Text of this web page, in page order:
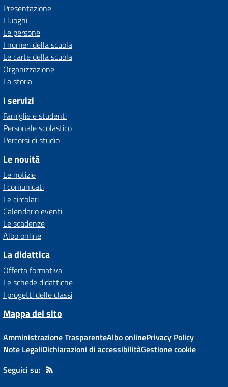
Presentazione
I luoghi
Le persone
I numeri della scuola
Le carte della scuola
Organizzazione
La storia
I servizi
Famiglie e studenti
Personale scolastico
Percorsi di studio
Le novità
Le notizie
I comunicati
Le circolari
Calendario eventi
Le scadenze
Albo online
La didattica
Offerta formativa
Le schede didattiche
I progetti delle classi
Mappa del sito
Amministrazione TrasparenteAlbo onlinePrivacy Policy
Note LegaliDichiarazioni di accessibilitàGestione cookie
Seguici su: